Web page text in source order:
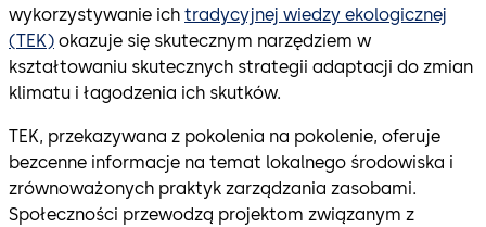
wykorzystywanie ich tradycyjnej wiedzy ekologicznej
(TEK) okazuje się skutecznym narzędziem w
kształtowaniu skutecznych strategii adaptacji do zmian
klimatu i łagodzenia ich skutków.
TEK, przekazywana z pokolenia na pokolenie, oferuje
bezcenne informacje na temat lokalnego środowiska i
zrównoważonych praktyk zarządzania zasobami.
Społeczności przewodzą projektom związanym z